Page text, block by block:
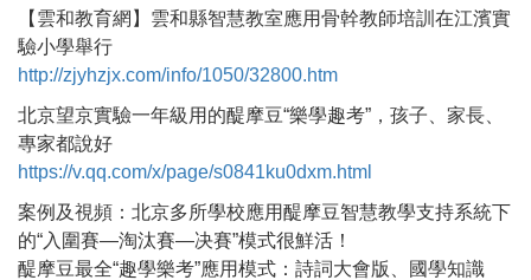
【雲和教育網】雲和縣智慧教室應用骨幹教師培訓在江濱實
驗小學舉行
http://zjyhzjx.com/info/1050/32800.htm
北京望京實驗一年級用的醍摩豆“樂學趣考”，孩子、家長、
專家都說好
https://v.qq.com/x/page/s0841ku0dxm.html
案例及視頻：北京多所學校應用醍摩豆智慧教學支持系統下
的“入圍賽—淘汰賽—决賽”模式很鮮活！
醍摩豆最全“趣學樂考”應用模式：詩詞大會版、國學知識